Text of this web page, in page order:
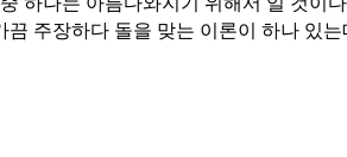
끔 주장하다 돌을 맞는 이론이 하나 있는